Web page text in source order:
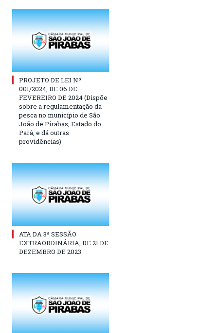
PROJETO DE LEI Nº
001/2024, DE 06 DE
FEVEREIRO DE 2024 (Dispõe
sobre a regulamentação da
pesca no município de São
João de Pirabas, Estado do
Pará, e dá outras
providências)
ATA DA 3ª SESSÃO
EXTRAORDINÁRIA, DE 21 DE
DEZEMBRO DE 2023